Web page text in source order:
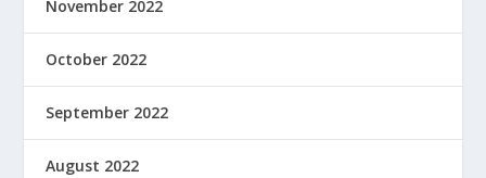
November 2022
October 2022
September 2022
August 2022